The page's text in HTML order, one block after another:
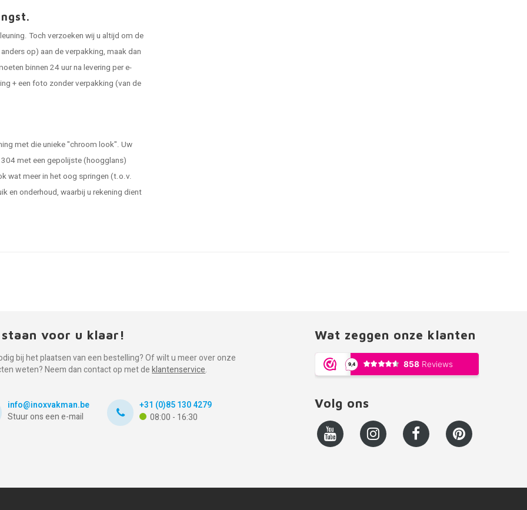
Toch verzoeken wij u altijd om de
op) aan de verpakking, maak dan
binnen 24 uur na levering per e-
+ een foto zonder verpakking (van de
met die unieke "chroom look". Uw
met een gepolijste (hoogglans)
wat meer in het oog springen (t.o.v.
en onderhoud, waarbij u rekening dient
voor u klaar!
bij het plaatsen van een bestelling? Of wilt u meer over onze
weten? Neem dan contact op met deklantenservice.
info@inoxvakman.be
Stuur ons een e-mail
+31 (0)85 130 4279
08:00 - 16:30
Wat zeggen onze klanten
Volg ons